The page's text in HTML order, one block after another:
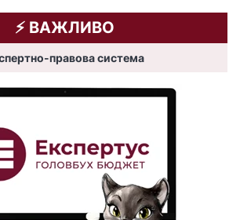
⚡️ ВАЖЛИВО
правова система